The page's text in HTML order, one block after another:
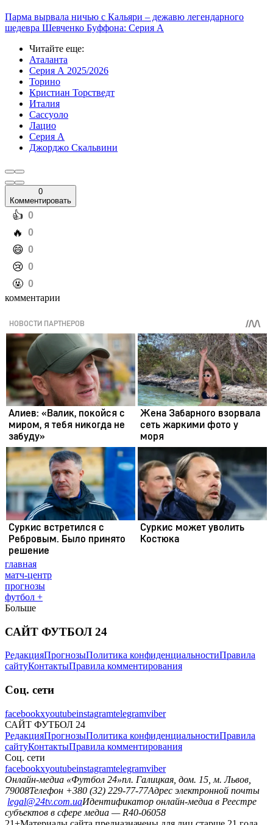
Парма вырвала ничью с Кальяри – дежавю легендарного
шедевра Шевченко Буффона: Серия А
Читайте еще:
Аталанта
Серия А 2025/2026
Торино
Кристиан Торстведт
Италия
Сассуоло
Лацио
Серия А
Джорджо Скальвини
0
Комментировать
️👍 0
️🔥 0
️😄 0
️😢 0
️🤬 0
комментарии
главная
матч-центр
прогнозы
футбол +
Больше
САЙТ ФУТБОЛ 24
РедакцияПрогнозыПолитика конфиденциальностиПравила
сайтуКонтактыПравила комментирования
Соц. сети
facebookxyoutubeinstagramtelegramviber
САЙТ ФУТБОЛ 24
РедакцияПрогнозыПолитика конфиденциальностиПравила
сайтуКонтактыПравила комментирования
Соц. сети
facebookxyoutubeinstagramtelegramviber
Онлайн-медиа «Футбол 24»пл. Галицкая, дом. 15, м. Львов,
79008Телефон +380 (32) 229-77-77Адрес электронной почты
legal@24tv.com.uaИдентификатор онлайн-медиа в Реестре
субъектов в сфере медиа — R40-06058